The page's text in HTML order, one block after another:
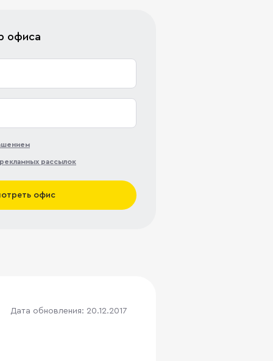
офиса
рекламных рассылок
офис
Дата обновления: 20.12.2017